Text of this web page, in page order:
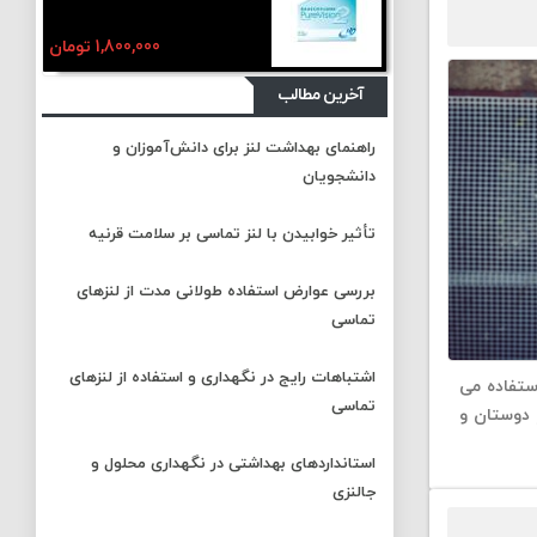
می
دوستان و
1,800,000 تومان
آخرین مطالب
راهنمای بهداشت لنز برای دانش‌آموزان و
دانشجویان
تأثیر خوابیدن با لنز تماسی بر سلامت قرنیه
بررسی عوارض استفاده طولانی مدت از لنزهای
تماسی
اشتباهات رایج در نگهداری و استفاده از لنزهای
تماسی
استانداردهای بهداشتی در نگهداری محلول و
جالنزی